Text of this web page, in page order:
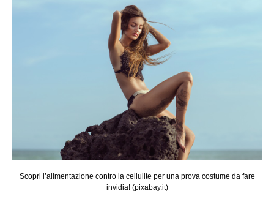
Scopri l’alimentazione contro la cellulite per una prova costume da fare
invidia! (pixabay.it)